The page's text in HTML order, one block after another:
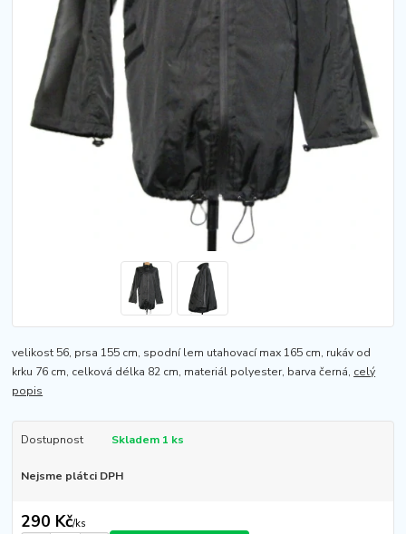
velikost 56, prsa 155 cm, spodní lem utahovací max 165 cm, rukáv od
krku 76 cm, celková délka 82 cm, materiál polyester, barva černá, celý
popis
Dostupnost Skladem 1 ks
Nejsme plátci DPH
290 Kč/ks